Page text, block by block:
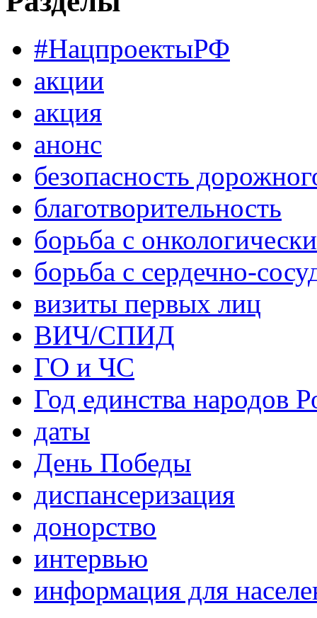
#НацпроектыРФ
акции
акция
анонс
безопасность
благотворительность
борьба с
борьба с сердечно-
визиты первых лиц
ВИЧ/СПИД
ГО и ЧС
Год единства народов
даты
День Победы
диспансеризация
донорство
интервью
информация для